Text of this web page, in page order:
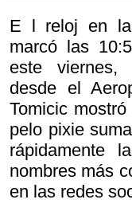
E l reloj en la
marcó las
este viernes,
desde el
Tomicic
pelo pixie
rápidamente
nombres más
en las redes